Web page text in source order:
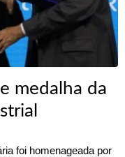
medalha da
foi homenageada por